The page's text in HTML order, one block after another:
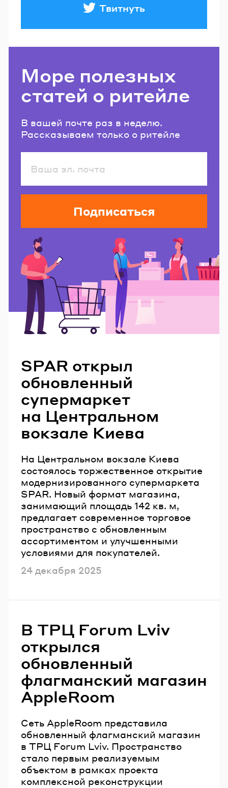
Твитнуть
Море полезных
статей о ритейле
В вашей почте раз в неделю.
Рассказываем только о ритейле
Подписаться
SPAR открыл
обновленный
супермаркет
на Центральном
вокзале Киева
На Центральном вокзале Киева
состоялось торжественное открытие
модернизированного супермаркета
SPAR. Новый формат магазина,
занимающий площадь 142 кв. м,
предлагает современное торговое
пространство с обновленным
ассортиментом и улучшенными
условиями для покупателей.
Опубликовано
24 декабря 2025
В ТРЦ Forum Lviv
открылся
обновленный
флагманский магазин
AppleRoom
Сеть AppleRoom представила
обновленный флагманский магазин
в ТРЦ Forum Lviv. Пространство
стало первым реализуемым
объектом в рамках проекта
комплексной реконструкции